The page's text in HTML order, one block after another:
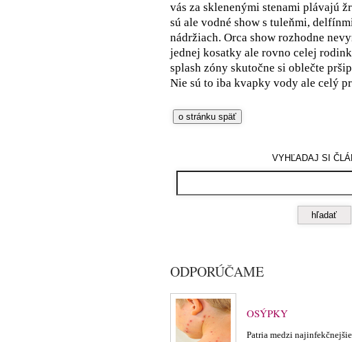
vás za sklenenými stenami plávajú
sú ale vodné show s tuleňmi,
nádržiach. Orca show rozhodne
jednej kosatky ale rovno celej
splash zóny skutočne si oblečte
Nie sú to iba kvapky vody ale celý
VYHĽADAJ SI
ODPORÚČAME
OSÝPKY
Patria medzi